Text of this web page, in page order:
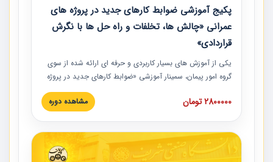
پکیج آموزشی ضوابط کارهای جدید در پروژه های
عمرانی «چالش ها، تخلفات و راه حل ها با نگرش
قراردادی»
یکی از آموزش‏‏‏‏‏‏ های بسیار کاربردی و حرفه‏ ای ارائه شده از سوی
گروه امور پیمان، سمینار آموزشی «ضوابط کارهای جدید در پروژه
های عمرانی» چالش ها، تخلفات و راه حل ها با نگرش قراردادی
است که در محل سندیکای شرکت های ساختمانی کشور ارائه شد.
مدارک پیمان به همراه تجربیات عملی ارائه شده است.
2800000 تومان مشاهده دوره